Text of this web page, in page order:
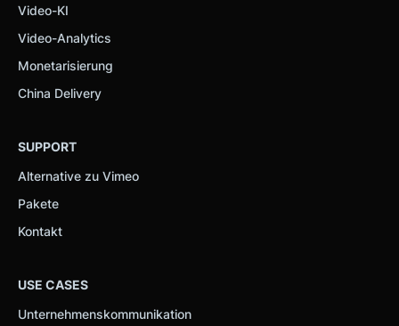
Video-KI
Video-Analytics
Monetarisierung
China Delivery
SUPPORT
Alternative zu Vimeo
Pakete
Kontakt
USE CASES
Unternehmenskommunikation